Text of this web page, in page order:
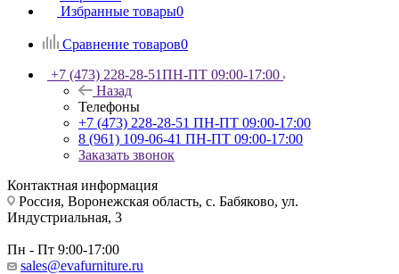
Избранные товары0
Сравнение товаров0
+7 (473) 228-28-51ПН-ПТ 09:00-17:00
Назад
Телефоны
+7 (473) 228-28-51 ПН-ПТ 09:00-17:00
8 (961) 109-06-41 ПН-ПТ 09:00-17:00
Заказать звонок
Контактная информация
Россия, Воронежская область, с. Бабяково, ул.
Индустриальная, 3
Пн - Пт 9:00-17:00
sales@evafurniture.ru